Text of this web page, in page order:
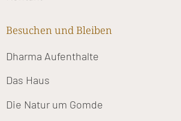
Besuchen und Bleiben
Dharma Aufenthalte
Das Haus
Die Natur um Gomde